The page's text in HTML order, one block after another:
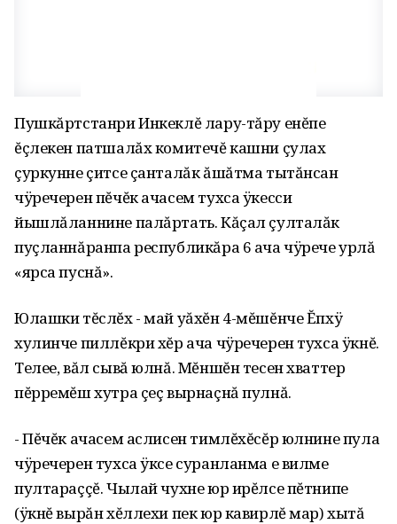
Пушкăртстанри Инкеклĕ лару-тăру енĕпе
ĕçлекен патшалăх комитечĕ кашни çулах
çуркунне çитсе çанталăк ăшăтма тытăнсан
чÿречерен пĕчĕк ачасем тухса ÿкесси
йышлăланнине палăртать. Кăçал çулталăк
пуçланнăранпа республикăра 6 ача чÿрече урлă
«ярса пуснă».
Юлашки тĕслĕх - май уăхĕн 4-мĕшĕнче Ĕпхÿ
хулинче пиллĕкри хĕр ача чÿречерен тухса ÿкнĕ.
Телее, вăл сывă юлнă. Мĕншĕн тесен хваттер
пĕрремĕш хутра çеç вырнаçнă пулнă.
- Пĕчĕк ачасем аслисен тимлĕхĕсĕр юлнине пула
чÿречерен тухса ÿксе суранланма е вилме
пултараççĕ. Чылай чухне юр ирĕлсе пĕтнипе
(ÿкнĕ вырăн хĕллехи пек юр кавирлĕ мар) хытă